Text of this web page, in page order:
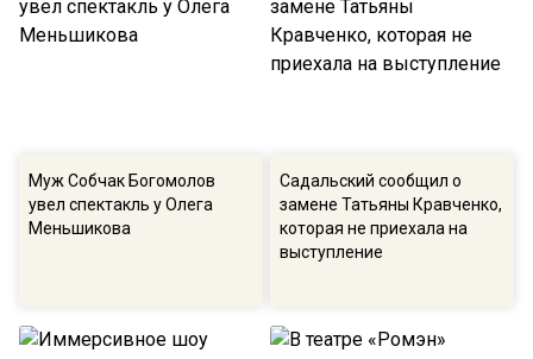
Муж Собчак Богомолов
увел спектакль у Олега
Меньшикова
Садальский сообщил о
замене Татьяны Кравченко,
которая не приехала на
выступление